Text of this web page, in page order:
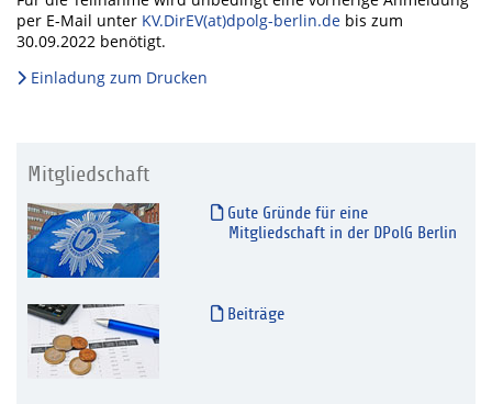
per E-Mail unter KV.DirEV(at)dpolg-berlin.de bis zum
30.09.2022 benötigt.
Einladung zum Drucken
Mitgliedschaft
Gute Gründe für eine
Mitgliedschaft in der DPolG Berlin
Beiträge